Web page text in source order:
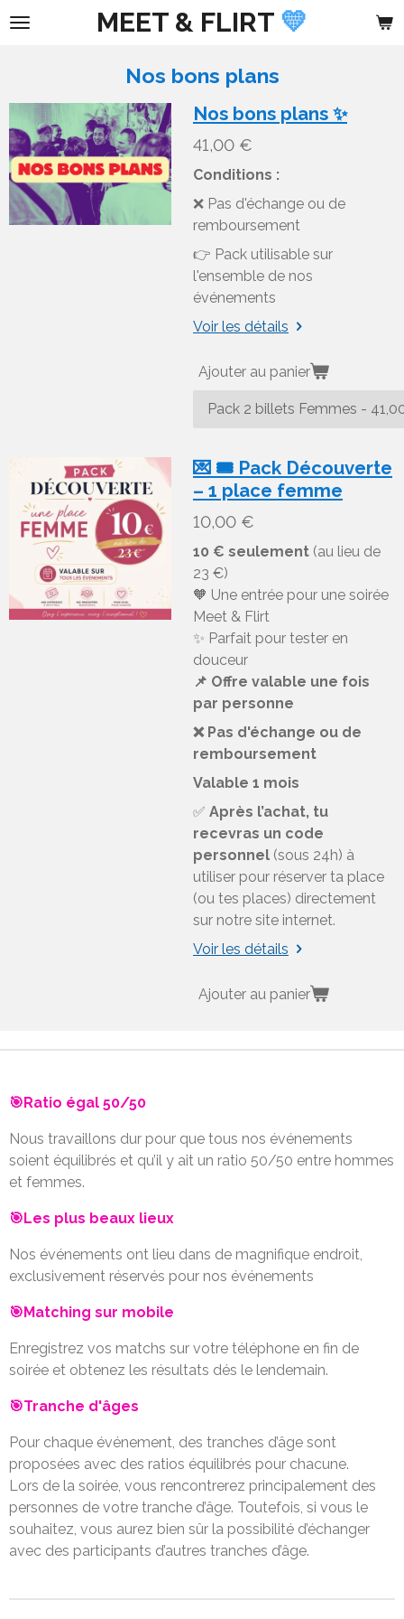
Passer
MEET & FLIRT 💛
Nos bons plans
Nos bons plans ✨
41,00 €
Conditions :
❌ Pas d'échange ou de
remboursement
👉 Pack utilisable sur
l'ensemble de nos
événements
Voir les détails
Ajouter au panier
💌 🎟️ Pack Découverte
– 1 place femme
10,00 €
10 € seulement (au lieu de
23 €)
🧡 Une entrée pour une soirée
Meet & Flirt
✨ Parfait pour tester en
douceur
📌 Offre valable une fois
par personne
❌ Pas d'échange ou de
remboursement
Valable 1 mois
✅ Après l’achat, tu
recevras un code
personnel (sous 24h) à
utiliser pour réserver ta place
(ou tes places) directement
sur notre site internet.
Voir les détails
Ajouter au panier
🎯Ratio égal 50/50
Nous travaillons dur pour que tous nos événements
soient équilibrés et qu’il y ait un ratio 50/50 entre hommes
et femmes.
🎯Les plus beaux lieux
Nos événements ont lieu dans de magnifique endroit,
exclusivement réservés pour nos événements
🎯Matching sur mobile
Enregistrez vos matchs sur votre téléphone en fin de
soirée et obtenez les résultats dés le lendemain.
🎯Tranche d'âges
Pour chaque événement, des tranches d’âge sont
proposées avec des ratios équilibrés pour chacune.
Lors de la soirée, vous rencontrerez principalement des
personnes de votre tranche d’âge. Toutefois, si vous le
souhaitez, vous aurez bien sûr la possibilité d’échanger
avec des participants d’autres tranches d’âge.